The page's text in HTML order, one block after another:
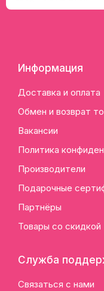
Информация
Доставка и оплата
Обмен и возврат
Вакансии
Политика
Производители
Подарочные
Партнёры
Товары со скидкой
Служба
Связаться с нами